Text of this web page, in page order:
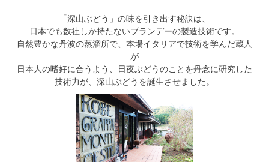
「深山ぶどう」の味を引き出す秘訣は、
日本でも数社しか持たないブランデーの製造技術です。
自然豊かな丹波の蒸溜所で、本場イタリアで技術を学んだ蔵人
が
日本人の嗜好に合うよう、日夜ぶどうのことを丹念に研究した
技術力が、深山ぶどうを誕生させました。